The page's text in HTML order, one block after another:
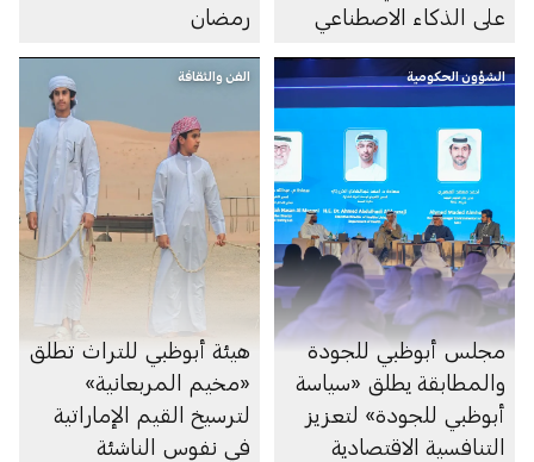
على الذكاء الاصطناعي
رمضان
الشؤون الحكومية
مجلس أبوظبي للجودة
والمطابقة يطلق «سياسة
أبوظبي للجودة» لتعزيز
التنافسية الاقتصادية
الفن والثقافة
هيئة أبوظبي للتراث تطلق
«مخيم المربعانية»
لترسيخ القيم الإماراتية
في نفوس الناشئة